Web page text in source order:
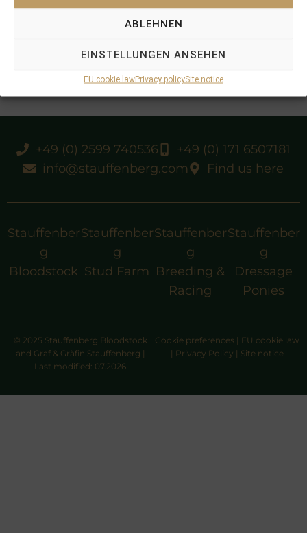
ABLEHNEN
EINSTELLUNGEN ANSEHEN
EU cookie lawPrivacy policySite notice
+49 (0) 2599 740536
+49 (0) 171 6507181
info@stauffenberg.com
Find us here
Stauffenber
g
Bloodstock
Stauffenber
g
Stud Farm
Stauffenber
g
Breeding &
Racing
Stauffenber
g
Dressage
Ponies
© 2025 Stauffenberg Bloodstock
and Graf & Gräfin Stauffenberg |
Last modified: 07.2026
Cookie preferences | EU cookie law
| Privacy Policy | Site notice